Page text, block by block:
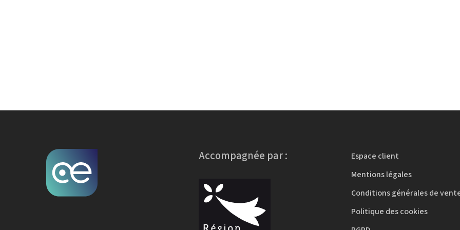
Accompagnée par :
Espace client
Mentions légales
Conditions générales de
Politique des cookies